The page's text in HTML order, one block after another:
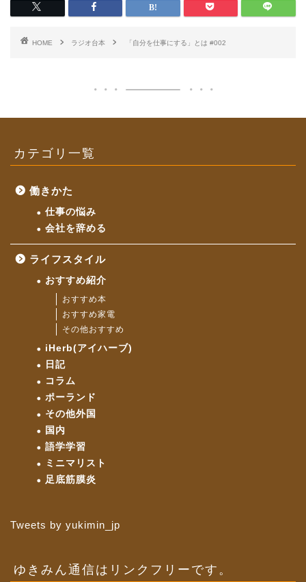
HOME ラジオ台本 「自分を仕事にする」とは #002
カテゴリ一覧
働きかた
仕事の悩み
会社を辞める
ライフスタイル
おすすめ紹介
おすすめ本
おすすめ家電
その他おすすめ
iHerb(アイハーブ)
日記
コラム
ポーランド
その他外国
国内
語学学習
ミニマリスト
足底筋膜炎
Tweets by yukimin_jp
ゆきみん通信はリンクフリーです。